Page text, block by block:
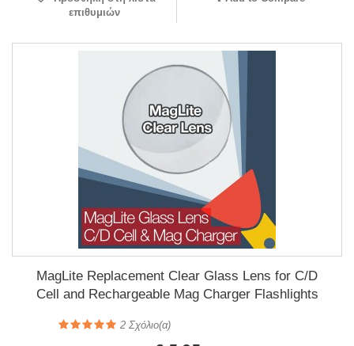
επιθυμιών
MagLite Replacement Clear Glass Lens for C/D
Cell and Rechargeable Mag Charger Flashlights
2 Σχόλιο(α)